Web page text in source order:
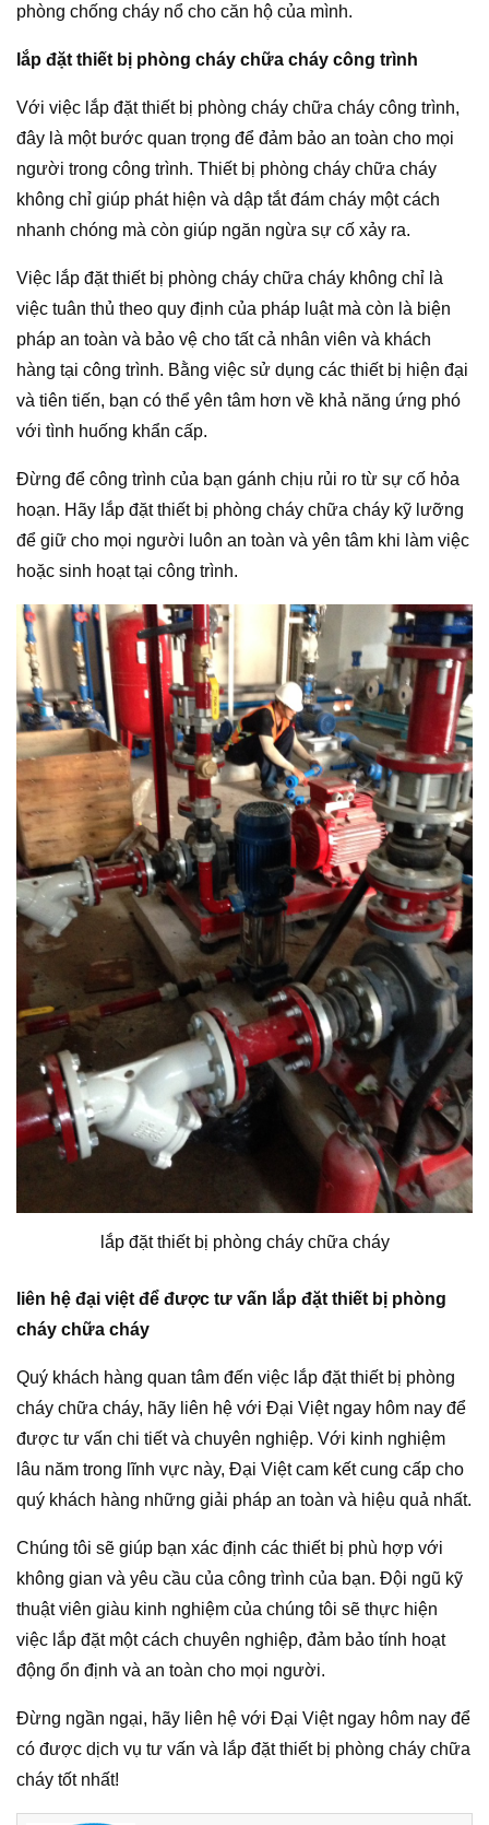
phòng chống cháy nổ cho căn hộ của mình.
lắp đặt thiết bị phòng cháy chữa cháy công trình
Với việc lắp đặt thiết bị phòng cháy chữa cháy công trình,
đây là một bước quan trọng để đảm bảo an toàn cho mọi
người trong công trình. Thiết bị phòng cháy chữa cháy
không chỉ giúp phát hiện và dập tắt đám cháy một cách
nhanh chóng mà còn giúp ngăn ngừa sự cố xảy ra.
Việc lắp đặt thiết bị phòng cháy chữa cháy không chỉ là
việc tuân thủ theo quy định của pháp luật mà còn là biện
pháp an toàn và bảo vệ cho tất cả nhân viên và khách
hàng tại công trình. Bằng việc sử dụng các thiết bị hiện đại
và tiên tiến, bạn có thể yên tâm hơn về khả năng ứng phó
với tình huống khẩn cấp.
Đừng để công trình của bạn gánh chịu rủi ro từ sự cố hỏa
hoạn. Hãy lắp đặt thiết bị phòng cháy chữa cháy kỹ lưỡng
để giữ cho mọi người luôn an toàn và yên tâm khi làm việc
hoặc sinh hoạt tại công trình.
lắp đặt thiết bị phòng cháy chữa cháy
liên hệ đại việt để được tư vấn lắp đặt thiết bị phòng
cháy chữa cháy
Quý khách hàng quan tâm đến việc lắp đặt thiết bị phòng
cháy chữa cháy, hãy liên hệ với Đại Việt ngay hôm nay để
được tư vấn chi tiết và chuyên nghiệp. Với kinh nghiệm
lâu năm trong lĩnh vực này, Đại Việt cam kết cung cấp cho
quý khách hàng những giải pháp an toàn và hiệu quả nhất.
Chúng tôi sẽ giúp bạn xác định các thiết bị phù hợp với
không gian và yêu cầu của công trình của bạn. Đội ngũ kỹ
thuật viên giàu kinh nghiệm của chúng tôi sẽ thực hiện
việc lắp đặt một cách chuyên nghiệp, đảm bảo tính hoạt
động ổn định và an toàn cho mọi người.
Đừng ngần ngại, hãy liên hệ với Đại Việt ngay hôm nay để
có được dịch vụ tư vấn và lắp đặt thiết bị phòng cháy chữa
cháy tốt nhất!